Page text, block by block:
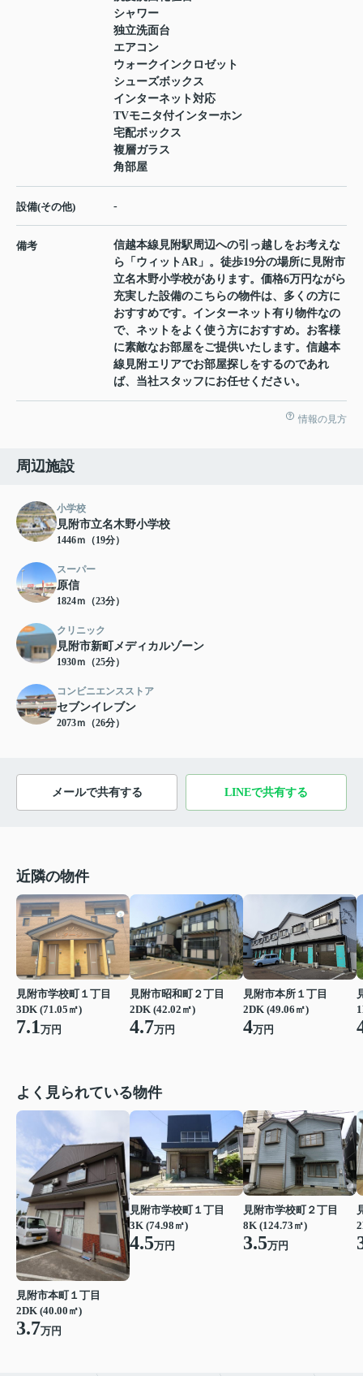
シャワー
独立洗面台
エアコン
ウォークインクロゼット
シューズボックス
インターネット対応
TVモニタ付インターホン
宅配ボックス
複層ガラス
角部屋
設備(その他) -
備考
信越本線見附駅周辺への引っ越しをお考えな
ら「ウィットAR」。徒歩19分の場所に見附市
立名木野小学校があります。価格6万円ながら
充実した設備のこちらの物件は、多くの方に
おすすめです。インターネット有り物件なの
で、ネットをよく使う方におすすめ。お客様
に素敵なお部屋をご提供いたします。信越本
線見附エリアでお部屋探しをするのであれ
ば、当社スタッフにお任せください。
情報の見方
周辺施設
小学校
見附市立名木野小学校
1446ｍ（19分）
スーパー
原信
1824ｍ（23分）
クリニック
見附市新町メディカルゾーン
1930ｍ（25分）
コンビニエンスストア
セブンイレブン
2073ｍ（26分）
メールで共有する LINEで共有する
近隣の物件
見附市学校町１丁目
3DK (71.05㎡)
7.1万円
見附市昭和町２丁目
2DK (42.02㎡)
4.7万円
見附市本所１丁目
2DK (49.06㎡)
4万円
よく見られている物件
見附市本町１丁目
2DK (40.00㎡)
3.7万円
見附市学校町１丁目
3K (74.98㎡)
4.5万円
見附市学校町２丁目
8K (124.73㎡)
3.5万円